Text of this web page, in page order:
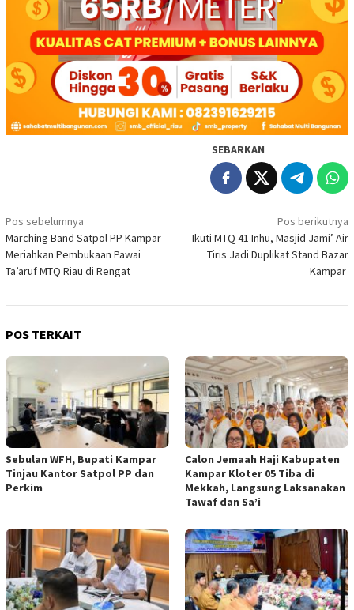
SEBARKAN
Navigasi
pos
Pos sebelumnya
Marching Band Satpol PP Kampar
Meriahkan Pembukaan Pawai
Ta’aruf MTQ Riau di Rengat
Pos berikutnya
Ikuti MTQ 41 Inhu, Masjid Jami’ Air
Tiris Jadi Duplikat Stand Bazar
Kampar
POS TERKAIT
Sebulan WFH, Bupati Kampar
Tinjau Kantor Satpol PP dan
Perkim
Calon Jemaah Haji Kabupaten
Kampar Kloter 05 Tiba di
Mekkah, Langsung Laksanakan
Tawaf dan Sa’i